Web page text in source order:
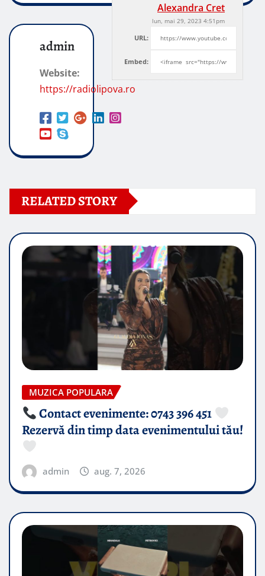
Alexandra Cret
lun, mai 29, 2023 4:51pm
URL:
Embed:
admin
Website:
https://radiolipova.ro
RELATED STORY
MUZICA POPULARA
Contact evenimente: 0743 396 451
Rezervă din timp data evenimentului tău!
admin aug. 7, 2026